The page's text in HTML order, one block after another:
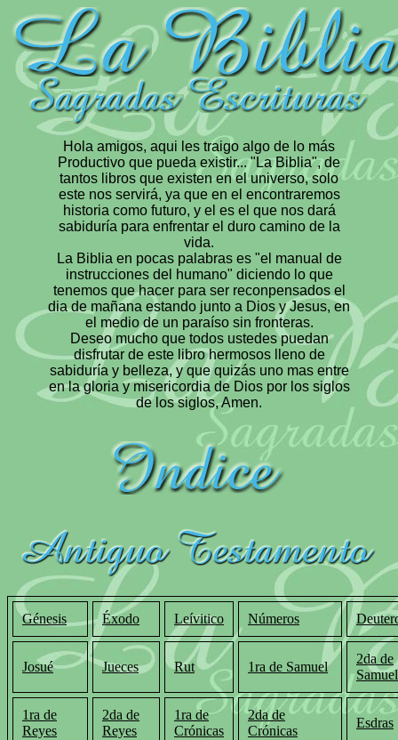
Hola amigos, aqui les traigo algo de lo más
Productivo que pueda existir... "La Biblia", de
tantos libros que existen en el universo, solo
este nos servirá, ya que en el encontraremos
historia como futuro, y el es el que nos dará
sabiduría para enfrentar el duro camino de la
vida.
La Biblia en pocas palabras es "el manual de
instrucciones del humano" diciendo lo que
tenemos que hacer para ser reconpensados el
dia de mañana estando junto a Dios y Jesus, en
el medio de un paraíso sin fronteras.
Deseo mucho que todos ustedes puedan
disfrutar de este libro hermosos lleno de
sabiduría y belleza, y que quizás uno mas entre
en la gloria y misericordia de Dios por los siglos
de los siglos, Amen.
Génesis Éxodo Leívitico Números
Josué Jueces Rut 1ra de Samuel
2da de
Samuel
1ra de
Reyes
2da de
Reyes
1ra de
Crónicas
2da de
Crónicas
Esdras